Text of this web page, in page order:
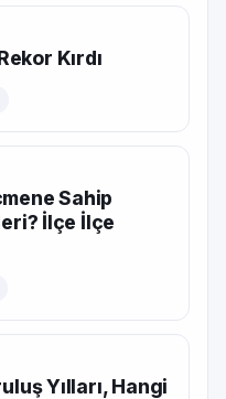
Kırdı
Sahip
İlçe İlçe
Yılları, Hangi